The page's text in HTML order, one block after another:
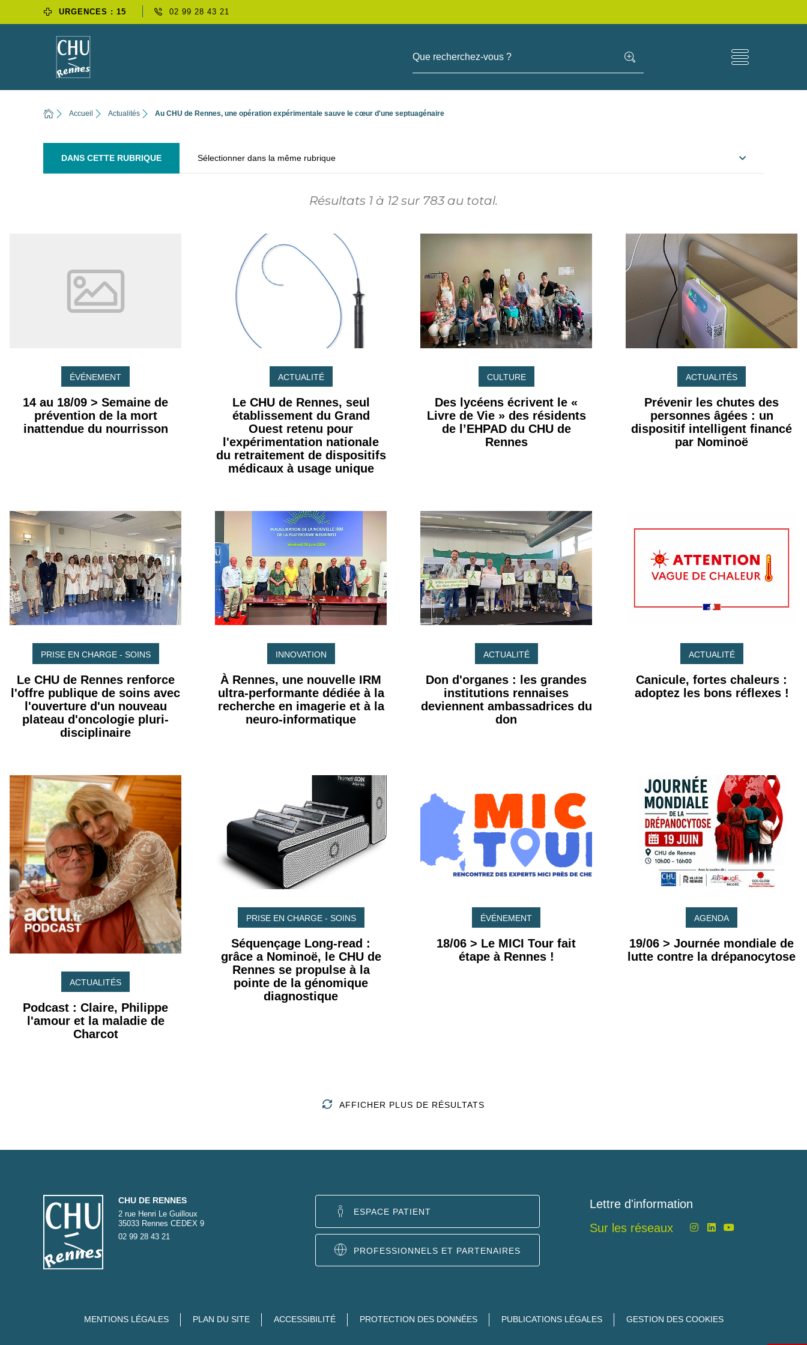
URGENCES : 15 02 99 28 43 21
Que recherchez-vous ?
Accueil Actualités Au CHU de Rennes, une opération expérimentale sauve le cœur d'une septuagénaire
DANS CETTE RUBRIQUE Sélectionner dans la même rubrique
Résultats 1 à 12 sur 783 au total.
ÉVÉNEMENT
14 au 18/09 > Semaine de
prévention de la mort
inattendue du nourrisson
ACTUALITÉ
Le CHU de Rennes, seul
établissement du Grand
Ouest retenu pour
l'expérimentation nationale
du retraitement de dispositifs
médicaux à usage unique
CULTURE
Des lycéens écrivent le «
Livre de Vie » des résidents
de l’EHPAD du CHU de
Rennes
ACTUALITÉS
Prévenir les chutes des
personnes âgées : un
dispositif intelligent financé
par Nominoë
PRISE EN CHARGE - SOINS
Le CHU de Rennes renforce
l'offre publique de soins avec
l'ouverture d'un nouveau
plateau d'oncologie pluri-
disciplinaire
INNOVATION
À Rennes, une nouvelle IRM
ultra-performante dédiée à la
recherche en imagerie et à la
neuro-informatique
ACTUALITÉ
Don d'organes : les grandes
institutions rennaises
deviennent ambassadrices du
don
ACTUALITÉ
Canicule, fortes chaleurs :
adoptez les bons réflexes !
ACTUALITÉS
Podcast : Claire, Philippe
l'amour et la maladie de
Charcot
PRISE EN CHARGE - SOINS
Séquençage Long-read :
grâce a Nominoë, le CHU de
Rennes se propulse à la
pointe de la génomique
diagnostique
ÉVÉNEMENT
18/06 > Le MICI Tour fait
étape à Rennes !
AGENDA
19/06 > Journée mondiale de
lutte contre la drépanocytose
AFFICHER PLUS DE RÉSULTATS
CHU DE RENNES
2 rue Henri Le Guilloux
35033 Rennes CEDEX 9
02 99 28 43 21
ESPACE PATIENT
PROFESSIONNELS ET PARTENAIRES
Lettre d'information
Sur les réseaux
MENTIONS LÉGALES PLAN DU SITE ACCESSIBILITÉ PROTECTION DES DONNÉES PUBLICATIONS LÉGALES GESTION DES COOKIES